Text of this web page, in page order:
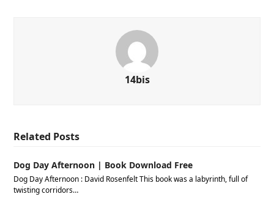
14bis
Related Posts
Dog Day Afternoon | Book Download Free
Dog Day Afternoon : David Rosenfelt This book was a labyrinth, full of
twisting corridors…